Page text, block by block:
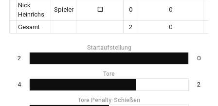
Nick
Heinrichs
Spieler 0 0 0
Gesamt 2 0
Startaufstellung
2 0
Tore
4 2
Tore Penalty-Schießen